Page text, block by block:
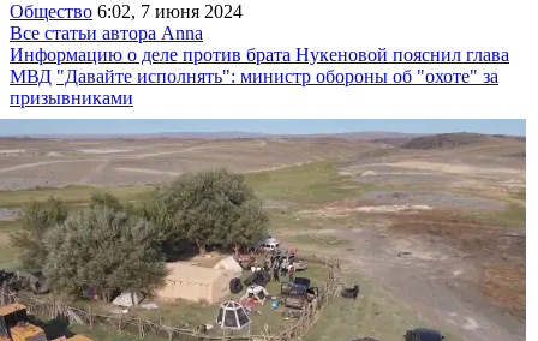
Общество 6:02, 7 июня 2024
Все статьи автора Anna
Информацию о деле против брата Нукеновой пояснил глава
МВД "Давайте исполнять": министр обороны об "охоте" за
призывниками